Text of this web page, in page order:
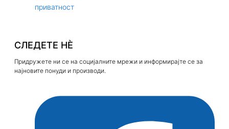
приватност
СЛЕДЕТЕ НЀ
Придружете ни се на социјалните мрежи и информирајте се за
најновите понуди и производи.